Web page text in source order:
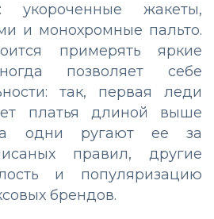
укороченные жакеты,
и монохромные пальто.
примерять яркие
позволяет себе
так, первая леди
платья длиной выше
одни ругают ее за
правил, другие
и популяризацию
брендов.